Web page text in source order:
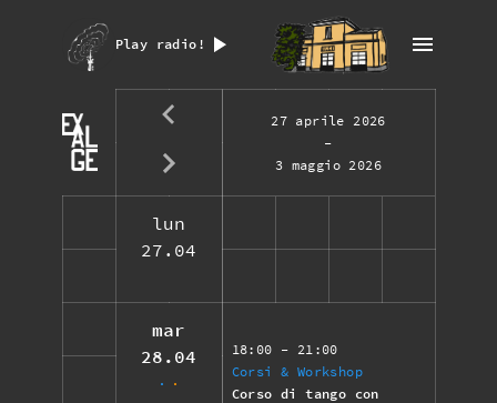
Play radio!
27 aprile 2026
-
3 maggio 2026
lun
27.04
mar
28.04
18:00 - 21:00
Corsi & Workshop
Corso di tango con